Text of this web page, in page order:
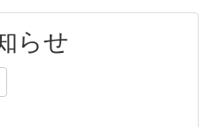
らせ